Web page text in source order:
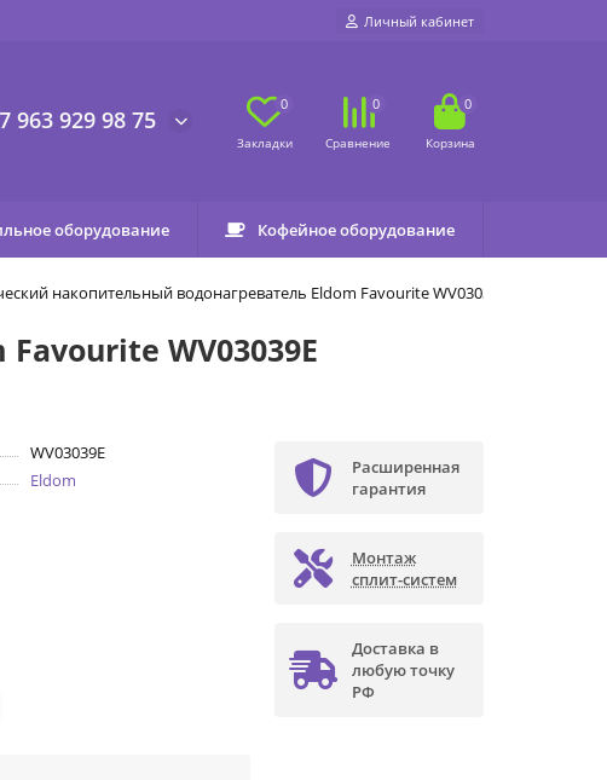
Личный кабинет
963 929 98 75
0 0 0
оборудование Кофейное оборудование
накопительный водонагреватель Eldom Favourite WV03039E
WV03039E
WV03039E
Eldom
Расширенная
гарантия
Монтаж
сплит-систем
Доставка в
любую точку
РФ